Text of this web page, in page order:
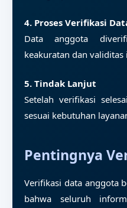
4. Proses Verifikasi
Data anggota
keakuratan dan validitas
5. Tindak Lanjut
Setelah verifikasi
sesuai kebutuhan
Pentingnya
Verifikasi data anggota
bahwa seluruh